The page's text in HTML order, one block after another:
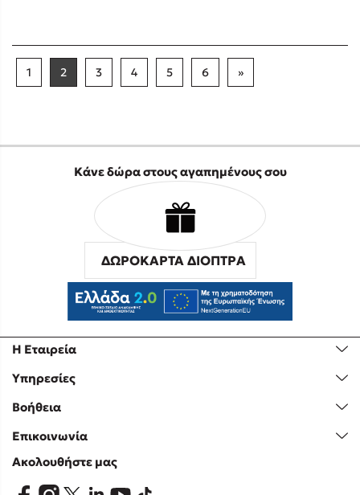
1 2 3 4 5 6 »
Η Εταιρεία
Υπηρεσίες
Βοήθεια
Επικοινωνία
Κάνε δώρα στους αγαπημένους σου
ΔΩΡΟΚΑΡΤΑ ΔΙΟΠΤΡΑ
Ακολουθήστε μας